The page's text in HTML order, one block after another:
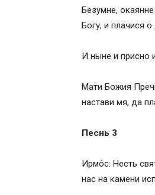
Подготовка к
Покаянный
Безумне,
Богу, и плачися
И ныне и присно
Мати Божия
настави мя, да
Песнь 3
Ирмо́с: Несть
нас на камени